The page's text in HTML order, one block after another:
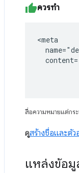
ควรทำ
<meta
สื่อความหมายแต่กร
ดูสร้างชื่อและตั
แหล่งข้อมู